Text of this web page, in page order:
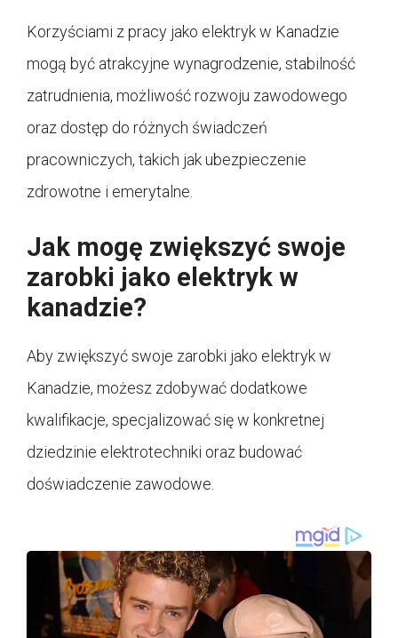
Korzyściami z pracy jako elektryk w Kanadzie
mogą być atrakcyjne wynagrodzenie, stabilność
zatrudnienia, możliwość rozwoju zawodowego
oraz dostęp do różnych świadczeń
pracowniczych, takich jak ubezpieczenie
zdrowotne i emerytalne.
Jak mogę zwiększyć swoje
zarobki jako elektryk w
kanadzie?
Aby zwiększyć swoje zarobki jako elektryk w
Kanadzie, możesz zdobywać dodatkowe
kwalifikacje, specjalizować się w konkretnej
dziedzinie elektrotechniki oraz budować
doświadczenie zawodowe.